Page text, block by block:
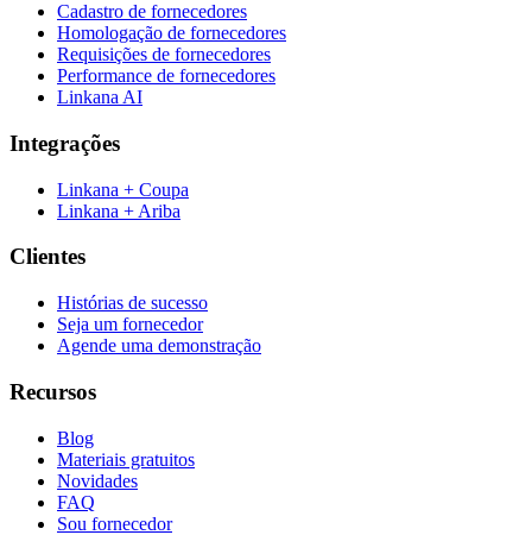
Cadastro de fornecedores
Homologação de fornecedores
Requisições de fornecedores
Performance de fornecedores
Linkana AI
Integrações
Linkana + Coupa
Linkana + Ariba
Clientes
Histórias de sucesso
Seja um fornecedor
Agende uma demonstração
Recursos
Blog
Materiais gratuitos
Novidades
FAQ
Sou fornecedor